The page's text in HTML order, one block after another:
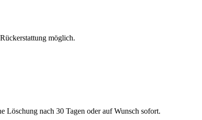
möglich.
Löschung nach 30 Tagen oder auf Wunsch sofort.